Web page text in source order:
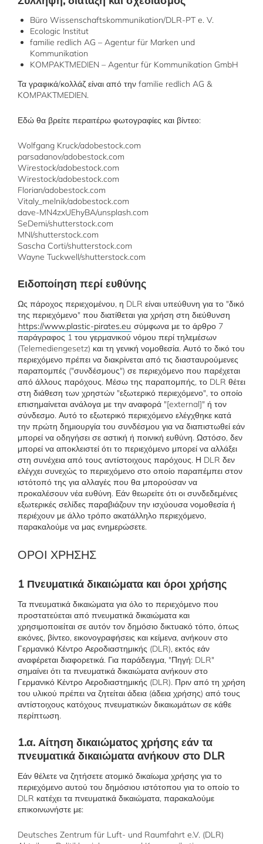
Büro Wissenschaftskommunikation/DLR-PT e. V.
Ecologic Institut
familie redlich AG – Agentur für Marken und
Kommunikation
KOMPAKTMEDIEN – Agentur für Kommunikation GmbH
Τα γραφικά/κολλάζ είναι από την familie redlich AG &
KOMPAKTMEDIEN.
Εδώ θα βρείτε περαιτέρω φωτογραφίες και βίντεο:
Wolfgang Kruck/adobestock.com
parsadanov/adobestock.com
Wirestock/adobestock.com
Wirestock/adobestock.com
Florian/adobestock.com
Vitaly_melnik/adobestock.com
dave-MN4zxUEhyBA/unsplash.com
SeDemi/shutterstock.com
MNI/shutterstock.com
Sascha Corti/shutterstock.com
Wayne Tuckwell/shutterstock.com
Ειδοποίηση περί ευθύνης
Ως πάροχος περιεχομένου, η DLR είναι υπεύθυνη για το "δικό
της περιεχόμενο" που διατίθεται για χρήση στη διεύθυνση
https://www.plastic-pirates.eu σύμφωνα με το άρθρο 7
παράγραφος 1 του γερμανικού νόμου περί τηλεμέσων
(Telemediengesetz) και τη γενική νομοθεσία. Αυτό το δικό του
περιεχόμενο πρέπει να διακρίνεται από τις διασταυρούμενες
παραπομπές ("συνδέσμους") σε περιεχόμενο που παρέχεται
από άλλους παρόχους. Μέσω της παραπομπής, το DLR θέτει
στη διάθεση των χρηστών "εξωτερικό περιεχόμενο", το οποίο
επισημαίνεται ανάλογα με την αναφορά "[external]" ή τον
σύνδεσμο. Αυτό το εξωτερικό περιεχόμενο ελέγχθηκε κατά
την πρώτη δημιουργία του συνδέσμου για να διαπιστωθεί εάν
μπορεί να οδηγήσει σε αστική ή ποινική ευθύνη. Ωστόσο, δεν
μπορεί να αποκλειστεί ότι το περιεχόμενο μπορεί να αλλάξει
στη συνέχεια από τους αντίστοιχους παρόχους. Η DLR δεν
ελέγχει συνεχώς το περιεχόμενο στο οποίο παραπέμπει στον
ιστότοπό της για αλλαγές που θα μπορούσαν να
προκαλέσουν νέα ευθύνη. Εάν θεωρείτε ότι οι συνδεδεμένες
εξωτερικές σελίδες παραβιάζουν την ισχύουσα νομοθεσία ή
περιέχουν με άλλο τρόπο ακατάλληλο περιεχόμενο,
παρακαλούμε να μας ενημερώσετε.
ΌΡΟΙ ΧΡΉΣΗΣ
1 Πνευματικά δικαιώματα και όροι χρήσης
Τα πνευματικά δικαιώματα για όλο το περιεχόμενο που
προστατεύεται από πνευματικά δικαιώματα και
χρησιμοποιείται σε αυτόν τον δημόσιο δικτυακό τόπο, όπως
εικόνες, βίντεο, εικονογραφήσεις και κείμενα, ανήκουν στο
Γερμανικό Κέντρο Αεροδιαστημικής (DLR), εκτός εάν
αναφέρεται διαφορετικά. Για παράδειγμα, "Πηγή: DLR"
σημαίνει ότι τα πνευματικά δικαιώματα ανήκουν στο
Γερμανικό Κέντρο Αεροδιαστημικής (DLR). Πριν από τη χρήση
του υλικού πρέπει να ζητείται άδεια (άδεια χρήσης) από τους
αντίστοιχους κατόχους πνευματικών δικαιωμάτων σε κάθε
περίπτωση.
1.α. Αίτηση δικαιώματος χρήσης εάν τα
πνευματικά δικαιώματα ανήκουν στο DLR
Εάν θέλετε να ζητήσετε ατομικό δικαίωμα χρήσης για το
περιεχόμενο αυτού του δημόσιου ιστότοπου για το οποίο το
DLR κατέχει τα πνευματικά δικαιώματα, παρακαλούμε
επικοινωνήστε με:
Deutsches Zentrum für Luft- und Raumfahrt e.V. (DLR)